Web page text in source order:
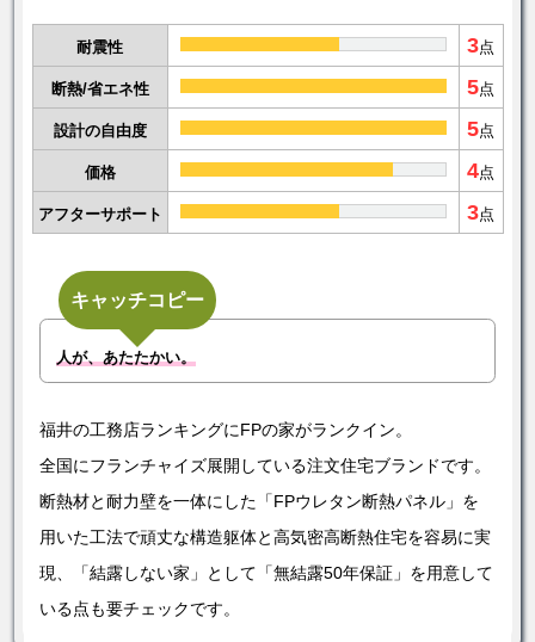
耐震性 3点
断熱/省エネ性 5点
設計の自由度 5点
価格 4点
アフターサポート 3点
キャッチコピー
人が、あたたかい。
福井の工務店ランキングにFPの家がランクイン。
全国にフランチャイズ展開している注文住宅ブランドです。
断熱材と耐力壁を一体にした「FPウレタン断熱パネル」を
用いた工法で頑丈な構造躯体と高気密高断熱住宅を容易に実
現、「結露しない家」として「無結露50年保証」を用意して
いる点も要チェックです。